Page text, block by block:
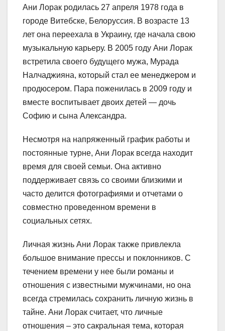
Ани Лорак родилась 27 апреля 1978 года в
городе Витебске, Белоруссия. В возрасте 13
лет она переехала в Украину, где начала свою
музыкальную карьеру. В 2005 году Ани Лорак
встретила своего будущего мужа, Мурада
Налчаджияна, который стал ее менеджером и
продюсером. Пара поженилась в 2009 году и
вместе воспитывает двоих детей — дочь
Софию и сына Александра.
Несмотря на напряженный график работы и
постоянные турне, Ани Лорак всегда находит
время для своей семьи. Она активно
поддерживает связь со своими близкими и
часто делится фотографиями и отчетами о
совместно проведенном времени в
социальных сетях.
Личная жизнь Ани Лорак также привлекла
большое внимание прессы и поклонников. С
течением времени у нее были романы и
отношения с известными мужчинами, но она
всегда стремилась сохранить личную жизнь в
тайне. Ани Лорак считает, что личные
отношения – это сакральная тема, которая